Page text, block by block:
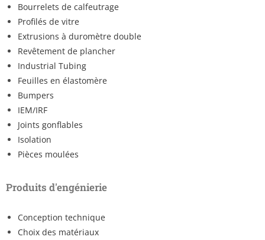
Bourrelets de calfeutrage
Profilés de vitre
Extrusions à duromètre double
Revêtement de plancher
Industrial Tubing
Feuilles en élastomère
Bumpers
IEM/IRF
Joints gonflables
Isolation
Pièces moulées
Produits d'engénierie
Conception technique
Choix des matériaux